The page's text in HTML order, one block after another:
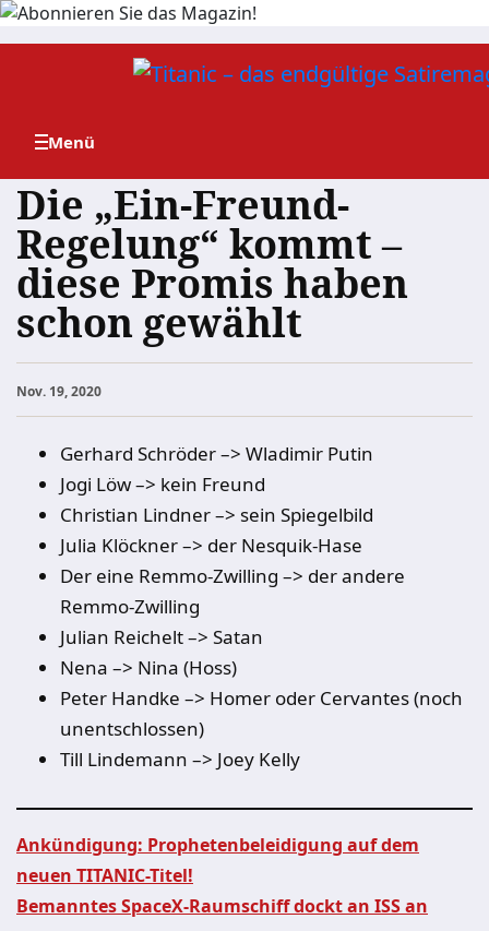
Zum
Die „Ein-Freund-
Regelung“ kommt –
diese Promis haben
schon gewählt
Nov. 19, 2020
Gerhard Schröder –> Wladimir Putin
Jogi Löw –> kein Freund
Christian Lindner –> sein Spiegelbild
Julia Klöckner –> der Nesquik-Hase
Der eine Remmo-Zwilling –> der andere
Remmo-Zwilling
Julian Reichelt –> Satan
Nena –> Nina (Hoss)
Peter Handke –> Homer oder Cervantes (noch
unentschlossen)
Till Lindemann –> Joey Kelly
Beitragsnavigation
Ankündigung: Prophetenbeleidigung auf dem
neuen TITANIC-Titel!
Bemanntes SpaceX-Raumschiff dockt an ISS an